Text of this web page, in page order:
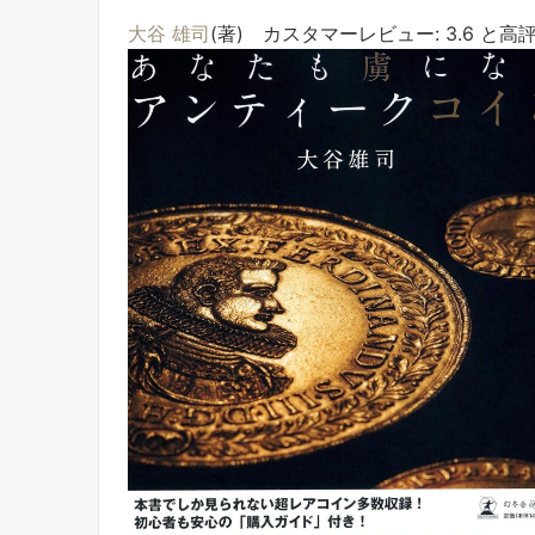
大谷 雄司(著) カスタマーレビュー: 3.6 と高